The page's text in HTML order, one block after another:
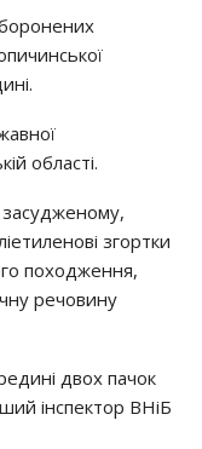
області.
засудженому,
згортки
походження,
речовину
двох пачок
інспектор ВНіБ